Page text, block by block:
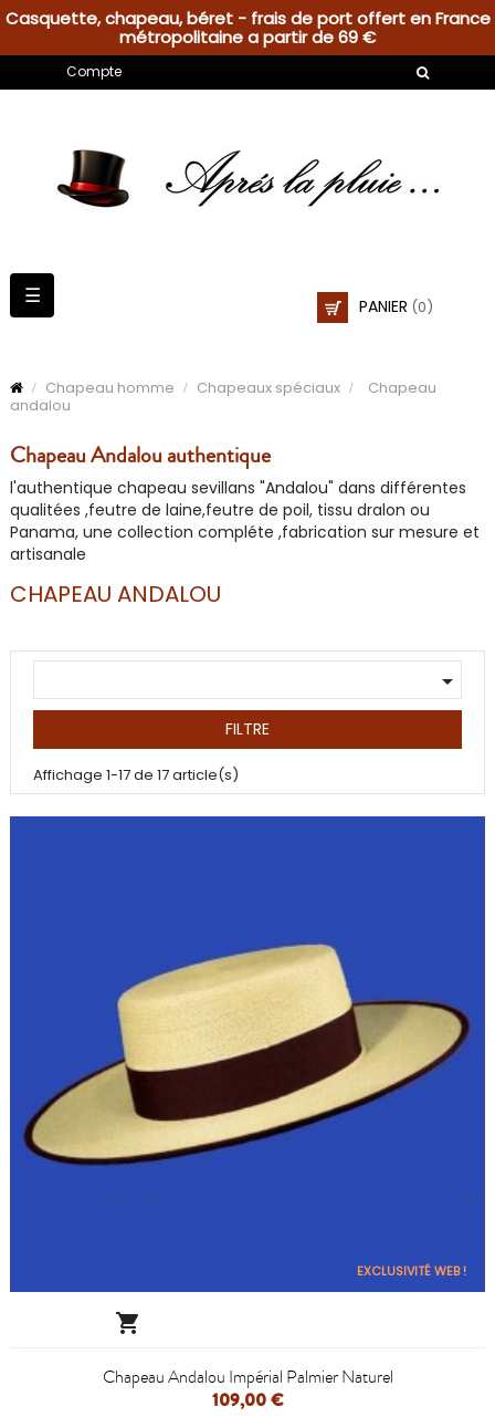
Casquette, chapeau, béret - frais de port offert en France
métropolitaine a partir de 69 €
Compte
PANIER (0)
Basculer
la
☰
Chapeau homme Chapeaux spéciaux
Chapeau
andalou
Chapeau Andalou authentique
l'authentique chapeau sevillans "Andalou" dans différentes
qualitées ,feutre de laine,feutre de poil, tissu dralon ou
Panama, une collection compléte ,fabrication sur mesure et
artisanale
CHAPEAU ANDALOU

FILTRE
Affichage 1-17 de 17 article(s)
EXCLUSIVITÉ WEB !

Chapeau Andalou Impérial Palmier Naturel
109,00 €